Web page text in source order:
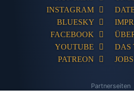
INSTAGRAM
BLUESKY
FACEBOOK
YOUTUBE
PATREON
DAS
JOBS
Partnerseiten